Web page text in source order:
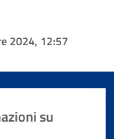
2024, 12:57
su